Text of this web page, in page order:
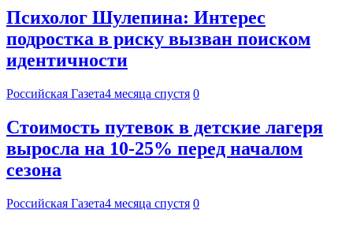
Психолог Шулепина: Интерес
подростка в риску вызван поиском
идентичности
Российская Газета4 месяца спустя 0
Стоимость путевок в детские лагеря
выросла на 10-25% перед началом
сезона
Российская Газета4 месяца спустя 0